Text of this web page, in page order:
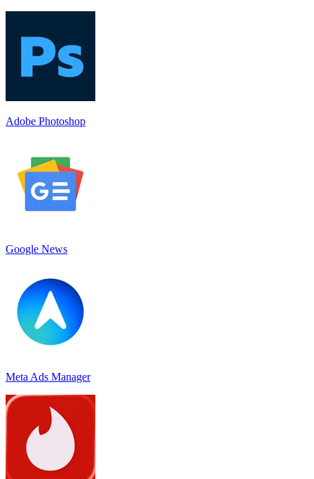
Adobe Photoshop
Google News
Meta Ads Manager